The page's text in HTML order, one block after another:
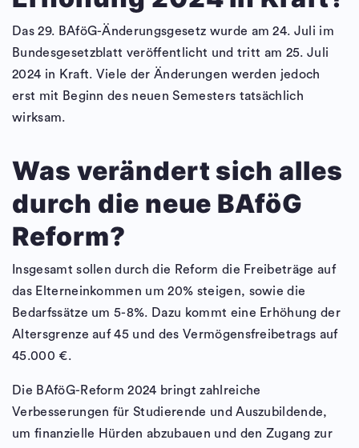
Das 29. BAföG-Änderungsgesetz wurde am 24. Juli im
Bundesgesetzblatt veröffentlicht und tritt am 25. Juli
2024 in Kraft. Viele der Änderungen werden jedoch
erst mit Beginn des neuen Semesters tatsächlich
wirksam.
Was verändert sich alles
durch die neue BAföG
Reform?
Insgesamt sollen durch die Reform die Freibeträge auf
das Elterneinkommen um 20% steigen, sowie die
Bedarfssätze um 5-8%. Dazu kommt eine Erhöhung der
Altersgrenze auf 45 und des Vermögensfreibetrags auf
45.000 €.
Die BAföG-Reform 2024 bringt zahlreiche
Verbesserungen für Studierende und Auszubildende,
um finanzielle Hürden abzubauen und den Zugang zur